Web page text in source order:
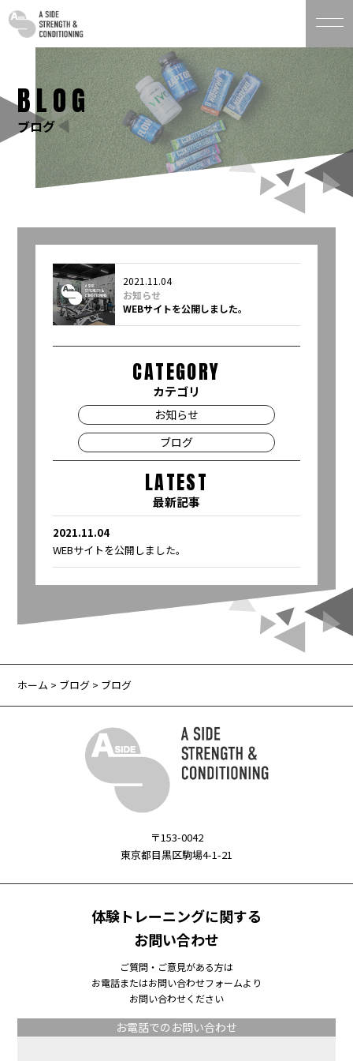
BLOG
ブログ
2021.11.04
お知らせ
WEBサイトを公開しました。
CATEGORY
カテゴリ
お知らせ
ブログ
LATEST
最新記事
2021.11.04
WEBサイトを公開しました。
ホーム > ブログ > ブログ
〒153-0042
東京都目黒区駒場4-1-21
体験トレーニングに関する
お問い合わせ
ご質問・ご意見がある方は
お電話またはお問い合わせフォームより
お問い合わせください
お電話でのお問い合わせ